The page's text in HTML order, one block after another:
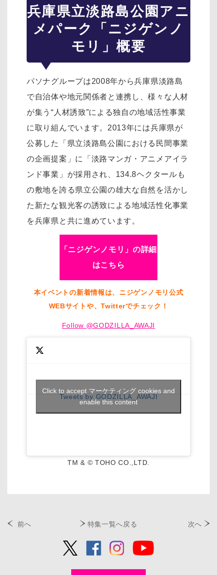
兵庫県立淡路島公園アニ
メパーク「ニジゲンノ
モリ」概要
パソナグループは2008年から兵庫県淡路島
で自治体や地元関係者と連携し、様々な人材
が集う“人材誘致”による独自の地域活性事業
に取り組んでいます。2013年には兵庫県が
公募した「県立淡路島公園における民間事業
の企画提案」に「淡路マンガ・アニメアイラ
ンド事業」が採用され、134.8ヘクタールも
の敷地を誇る県立公園の雄大な自然を活かし
た新たな観光客の誘致による地域活性化事業
を兵庫県と共に進めています。
「ニジゲンノモリ」の詳細
はこちら
本イベントの新着情報は、ニジゲンノモリ公式
WEBサイトや、Twitterでチェック！
Follow @GODZILLA_AWAJI
Tweets by GODZILLA_AWAJI
Click to accept マーケティング cookies and
enable this content
TM & © TOHO CO.,LTD.
前へ 特集一覧へ戻る 次へ